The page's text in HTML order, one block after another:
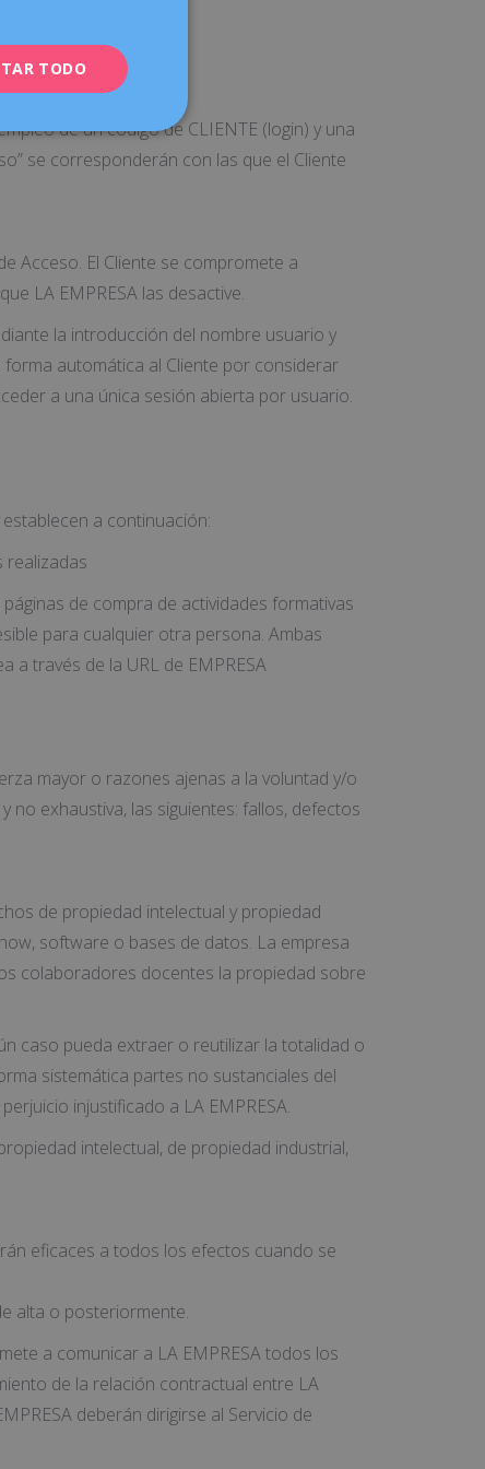
de un código de CLIENTE (login) y una
se corresponderán con las que el Cliente
Acceso. El Cliente se compromete a
LA EMPRESA las desactive.
la introducción del nombre usuario y
automática al Cliente por considerar
a una única sesión abierta por usuario.
a continuación:
realizadas
de compra de actividades formativas
para cualquier otra persona. Ambas
través de la URL de EMPRESA
mayor o razones ajenas a la voluntad y/o
exhaustiva, las siguientes: fallos, defectos
de propiedad intelectual y propiedad
software o bases de datos. La empresa
colaboradores docentes la propiedad sobre
caso pueda extraer o reutilizar la totalidad o
sistemática partes no sustanciales del
injustificado a LA EMPRESA.
intelectual, de propiedad industrial,
eficaces a todos los efectos cuando se
alta o posteriormente.
a comunicar a LA EMPRESA todos los
de la relación contractual entre LA
deberán dirigirse al Servicio de
TODO